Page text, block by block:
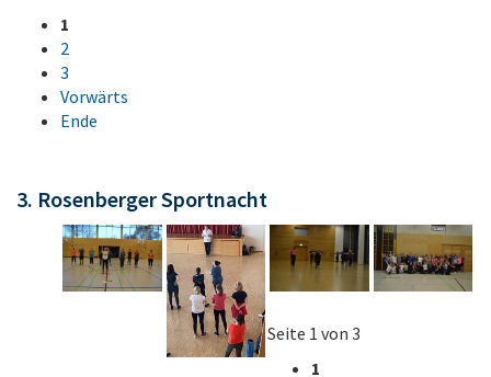
1
2
3
Vorwärts
Ende
3. Rosenberger Sportnacht
Seite 1 von 3
1